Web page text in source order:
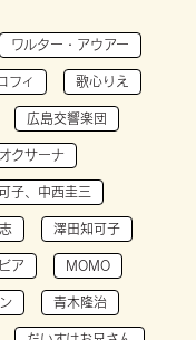
ワルター・アウアー
フィ 歌心りえ
広島交響楽団
オクサーナ
子、中西圭三
澤田知可子
ア MOMO
青木隆治